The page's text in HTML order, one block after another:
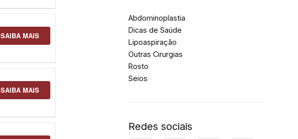
SAIBA MAIS
SAIBA MAIS
Abdominoplastia
Dicas de Saúde
Lipoaspiração
Outras Cirurgias
Rosto
Seios
Redes sociais